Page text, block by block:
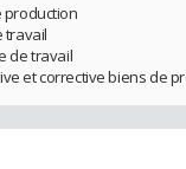
production
travail
de travail
et corrective biens de